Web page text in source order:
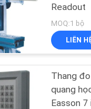
trí kỹ
Readout
MOQ:1 bộ
LIÊN
Thang
quang
Easson